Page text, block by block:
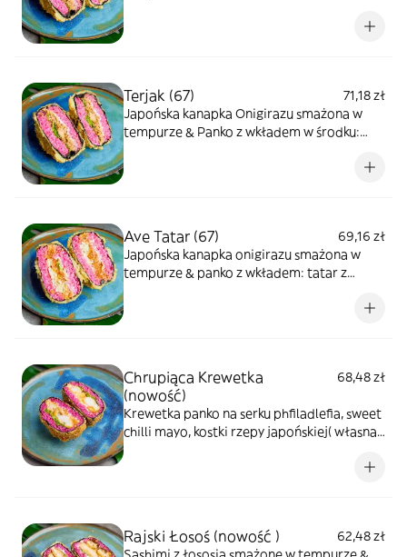
Terjak (67)
71,18 zł
Japońska kanapka Onigirazu smażona w
tempurze & Panko z wkładem w środku:
Ave Tatar (67)
69,16 zł
Japońska kanapka onigirazu smażona w
tempurze & panko z wkładem: tatar z
Chrupiąca Krewetka
(nowość)
68,48 zł
Krewetka panko na serku phfiladlefia, sweet
chilli mayo, kostki rzepy japońskiej( własna
Rajski Łosoś (nowość )
62,48 zł